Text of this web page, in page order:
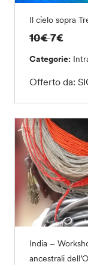
Il cielo sopra
10€7€
Categorie:
Offerto da:
India –
ancestrali